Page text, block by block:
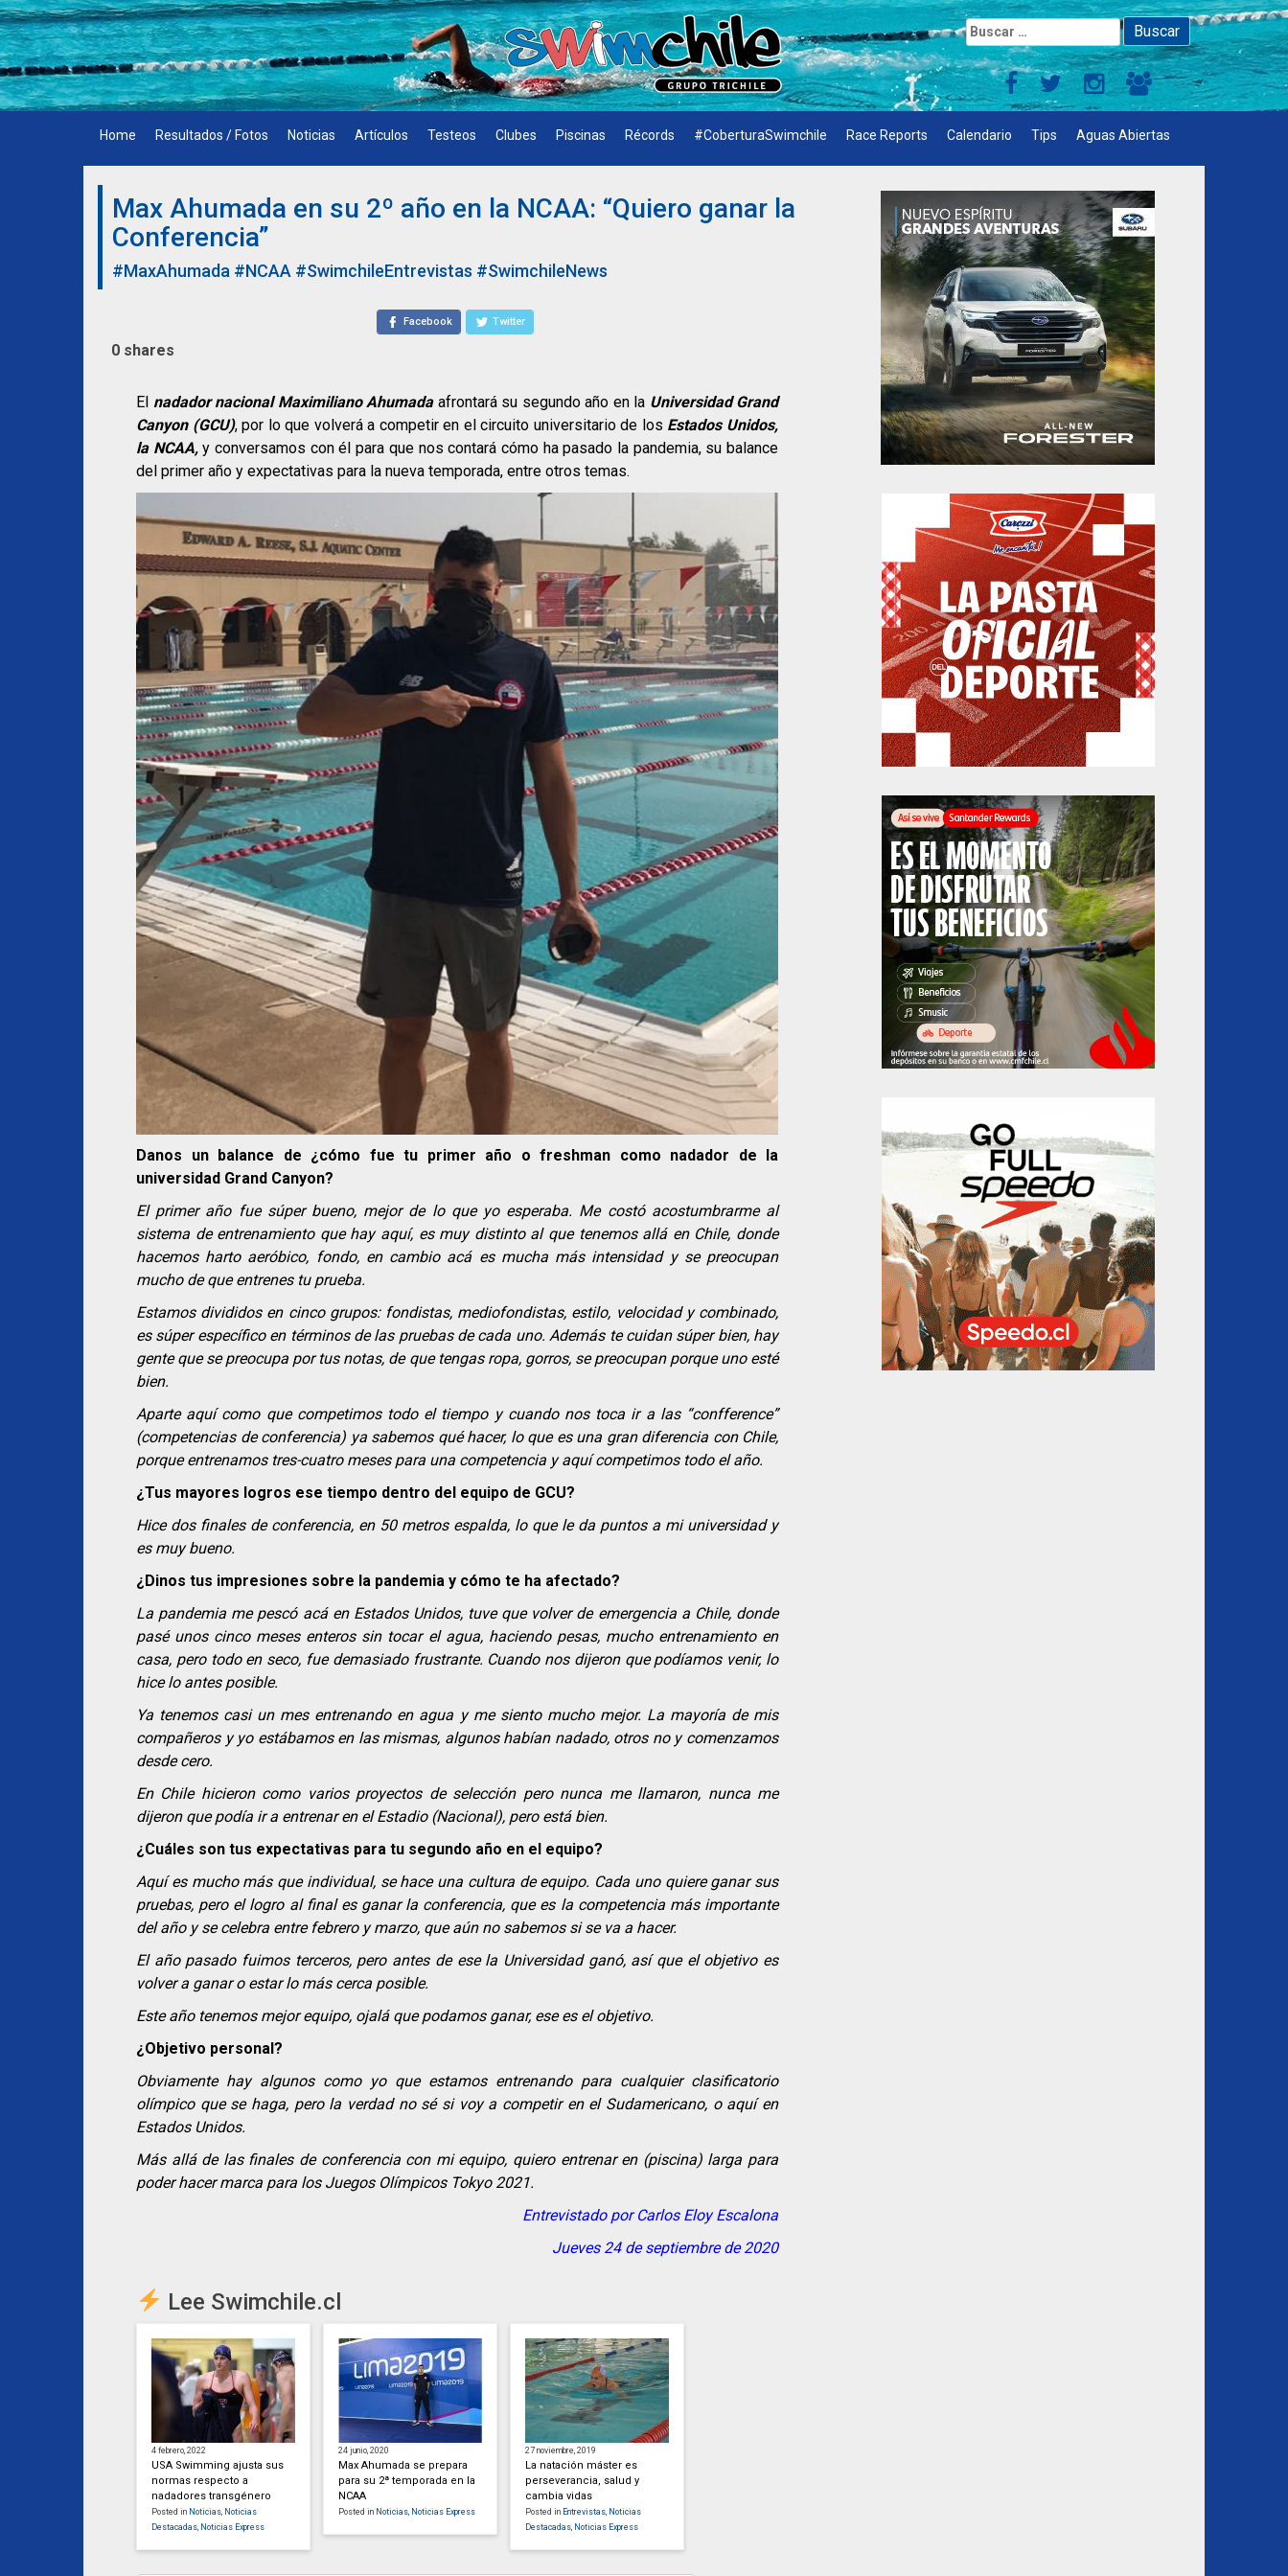
Skip
to
content
Buscar:
Home Resultados / Fotos Noticias Artículos Testeos Clubes Piscinas Récords #CoberturaSwimchile Race Reports Calendario Tips Aguas Abiertas
Max Ahumada en su 2º año en la NCAA: “Quiero ganar la
Conferencia”
#MaxAhumada #NCAA #SwimchileEntrevistas #SwimchileNews
Facebook Twitter
0 shares
El nadador nacional Maximiliano Ahumada afrontará su segundo año en la Universidad Grand
Canyon (GCU), por lo que volverá a competir en el circuito universitario de los Estados Unidos,
la NCAA,y conversamos con él para que nos contará cómo ha pasado la pandemia, su balance
del primer año y expectativas para la nueva temporada, entre otros temas.
Danos un balance de ¿cómo fue tu primer año o freshman como nadador de la
universidad Grand Canyon?
El primer año fue súper bueno, mejor de lo que yo esperaba. Me costó acostumbrarme al
sistema de entrenamiento que hay aquí, es muy distinto al que tenemos allá en Chile, donde
hacemos harto aeróbico, fondo, en cambio acá es mucha más intensidad y se preocupan
mucho de que entrenes tu prueba.
Estamos divididos en cinco grupos: fondistas, mediofondistas, estilo, velocidad y combinado,
es súper específico en términos de las pruebas de cada uno. Además te cuidan súper bien, hay
gente que se preocupa por tus notas, de que tengas ropa, gorros, se preocupan porque uno esté
bien.
Aparte aquí como que competimos todo el tiempo y cuando nos toca ir a las “confference”
(competencias de conferencia) ya sabemos qué hacer, lo que es una gran diferencia con Chile,
porque entrenamos tres-cuatro meses para una competencia y aquí competimos todo el año.
¿Tus mayores logros ese tiempo dentro del equipo de GCU?
Hice dos finales de conferencia, en 50 metros espalda, lo que le da puntos a mi universidad y
es muy bueno.
¿Dinos tus impresiones sobre la pandemia y cómo te ha afectado?
La pandemia me pescó acá en Estados Unidos, tuve que volver de emergencia a Chile, donde
pasé unos cinco meses enteros sin tocar el agua, haciendo pesas, mucho entrenamiento en
casa, pero todo en seco, fue demasiado frustrante. Cuando nos dijeron que podíamos venir, lo
hice lo antes posible.
Ya tenemos casi un mes entrenando en agua y me siento mucho mejor. La mayoría de mis
compañeros y yo estábamos en las mismas, algunos habían nadado, otros no y comenzamos
desde cero.
En Chile hicieron como varios proyectos de selección pero nunca me llamaron, nunca me
dijeron que podía ir a entrenar en el Estadio (Nacional), pero está bien.
¿Cuáles son tus expectativas para tu segundo año en el equipo?
Aquí es mucho más que individual, se hace una cultura de equipo. Cada uno quiere ganar sus
pruebas, pero el logro al final es ganar la conferencia, que es la competencia más importante
del año y se celebra entre febrero y marzo, que aún no sabemos si se va a hacer.
El año pasado fuimos terceros, pero antes de ese la Universidad ganó, así que el objetivo es
volver a ganar o estar lo más cerca posible.
Este año tenemos mejor equipo, ojalá que podamos ganar, ese es el objetivo.
¿Objetivo personal?
Obviamente hay algunos como yo que estamos entrenando para cualquier clasificatorio
olímpico que se haga, pero la verdad no sé si voy a competir en el Sudamericano, o aquí en
Estados Unidos.
Más allá de las finales de conferencia con mi equipo, quiero entrenar en (piscina) larga para
poder hacer marca para los Juegos Olímpicos Tokyo 2021.
Entrevistado por Carlos Eloy Escalona
Jueves 24 de septiembre de 2020
Lee Swimchile.cl
4 febrero, 2022
USA Swimming ajusta sus
normas respecto a
nadadores transgénero
Posted in Noticias, Noticias
Destacadas, Noticias Express
24 junio, 2020
Max Ahumada se prepara
para su 2ª temporada en la
NCAA
Posted in Noticias, Noticias Express
27 noviembre, 2019
La natación máster es
perseverancia, salud y
cambia vidas
Posted in Entrevistas, Noticias
Destacadas, Noticias Express